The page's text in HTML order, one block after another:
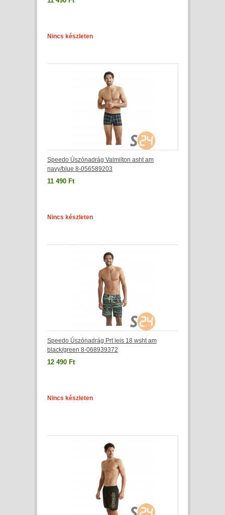
Nincs készleten
Speedo Úszónadrág Valmilton asht am
navy/blue 8-056589203
11 490 Ft
Nincs készleten
Speedo Úszónadrág Prt leis 18 wsht am
black/green 8-068939372
12 490 Ft
Nincs készleten